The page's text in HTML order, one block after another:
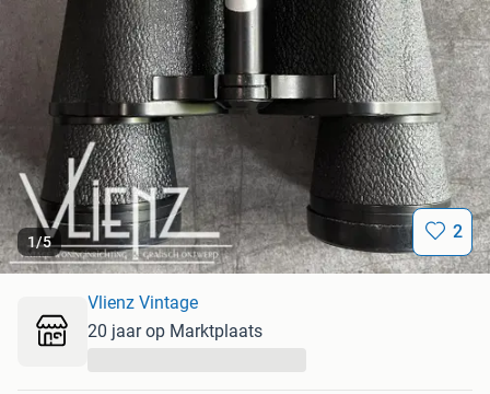
1/5 2
Vlienz Vintage
20 jaar op Marktplaats